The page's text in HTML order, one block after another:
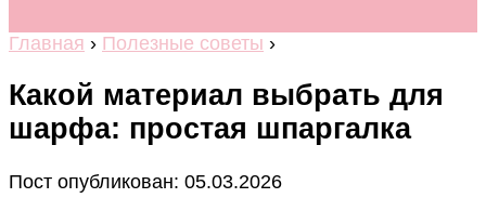
Главная › Полезные советы ›
Какой материал выбрать для
шарфа: простая шпаргалка
Пост опубликован: 05.03.2026